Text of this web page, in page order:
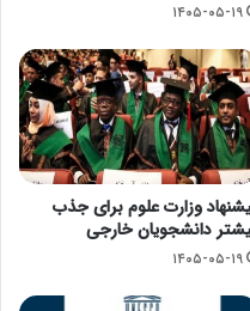
۱۴۰۵-۰۵-۱۹
وزارت علوم برای جذب
دانشجویان خارجی
۱۴۰۵-۰۵-۱۹